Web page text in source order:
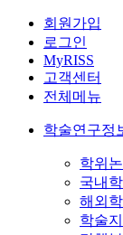
회원가입
로그인
MyRISS
고객센터
전체메뉴
학술연구정
학위
국내
해외
학술지